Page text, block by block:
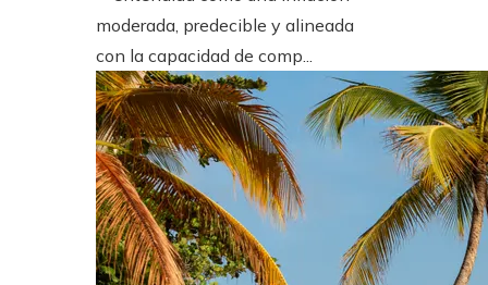
moderada, predecible y alineada
con la capacidad de comp...